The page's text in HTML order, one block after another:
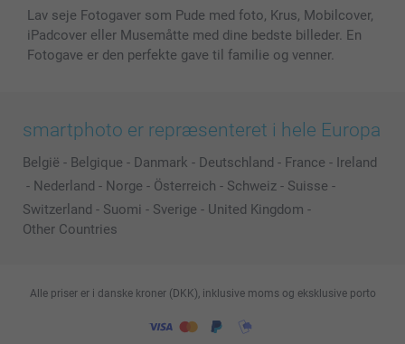
Lav seje Fotogaver som Pude med foto, Krus, Mobilcover,
iPadcover eller Musemåtte med dine bedste billeder. En
Fotogave er den perfekte gave til familie og venner.
smartphoto er repræsenteret i hele Europa
België - Belgique - Danmark - Deutschland - France - Ireland
- Nederland - Norge - Österreich - Schweiz - Suisse -
Switzerland - Suomi - Sverige - United Kingdom -
Other Countries
Alle priser er i danske kroner (DKK), inklusive moms og eksklusive porto